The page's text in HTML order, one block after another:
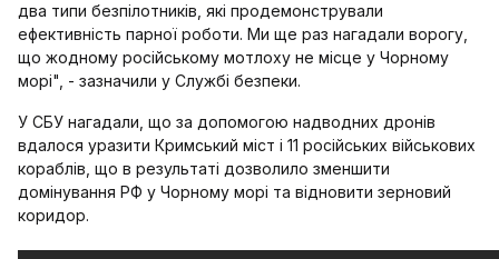
два типи безпілотників, які продемонстрували
ефективність парної роботи. Ми ще раз нагадали ворогу,
що жодному російському мотлоху не місце у Чорному
морі", - зазначили у Службі безпеки.
У СБУ нагадали, що за допомогою надводних дронів
вдалося уразити Кримський міст і 11 російських військових
кораблів, що в результаті дозволило зменшити
домінування РФ у Чорному морі та відновити зерновий
коридор.